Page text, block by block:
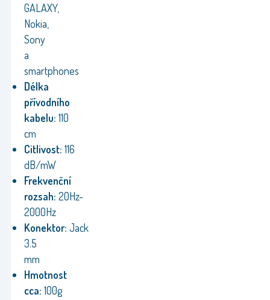
GALAXY,
Nokia,
Sony
a
smartphones
Délka
přívodního
kabelu: 110
cm
Citlivost: 116
dB/mW
Frekvenční
rozsah: 20Hz-
2000Hz
Konektor: Jack
3.5
mm
Hmotnost
cca: 100g